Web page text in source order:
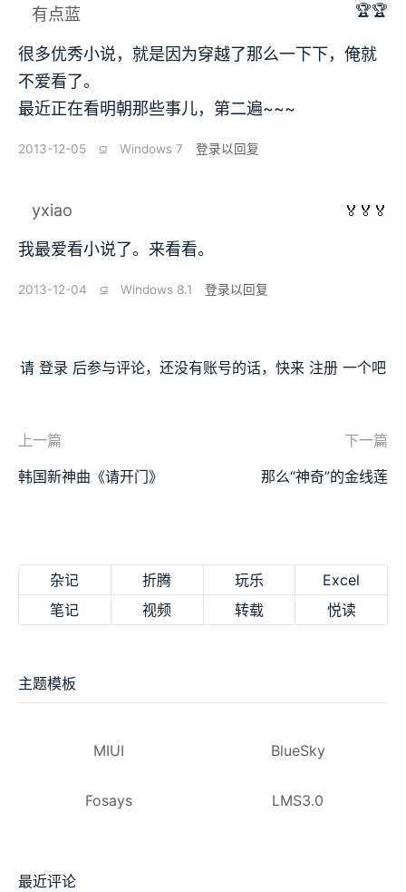
有点蓝 🏆🏆
很多优秀小说，就是因为穿越了那么一下下，俺就
不爱看了。
最近正在看明朝那些事儿，第二遍~~~
2013-12-05 ⫑ Windows 7 登录以回复
yxiao 🏅🏅🏅
我最爱看小说了。来看看。
2013-12-04 ⫑ Windows 8.1 登录以回复
请 登录 后参与评论，还没有账号的话，快来 注册 一个吧
上一篇
韩国新神曲《请开门》
下一篇
那么“神奇”的金线莲
杂记 折腾 玩乐
Excel
笔记
视频 转载 悦读
主题模板
MIUI BlueSky
Fosays LMS3.0
最近评论